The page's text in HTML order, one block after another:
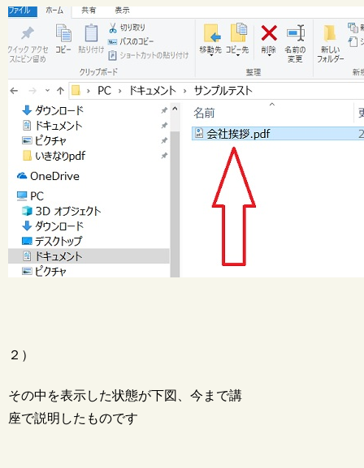
２）
その中を表示した状態が下図、今まで講
座で説明したものです